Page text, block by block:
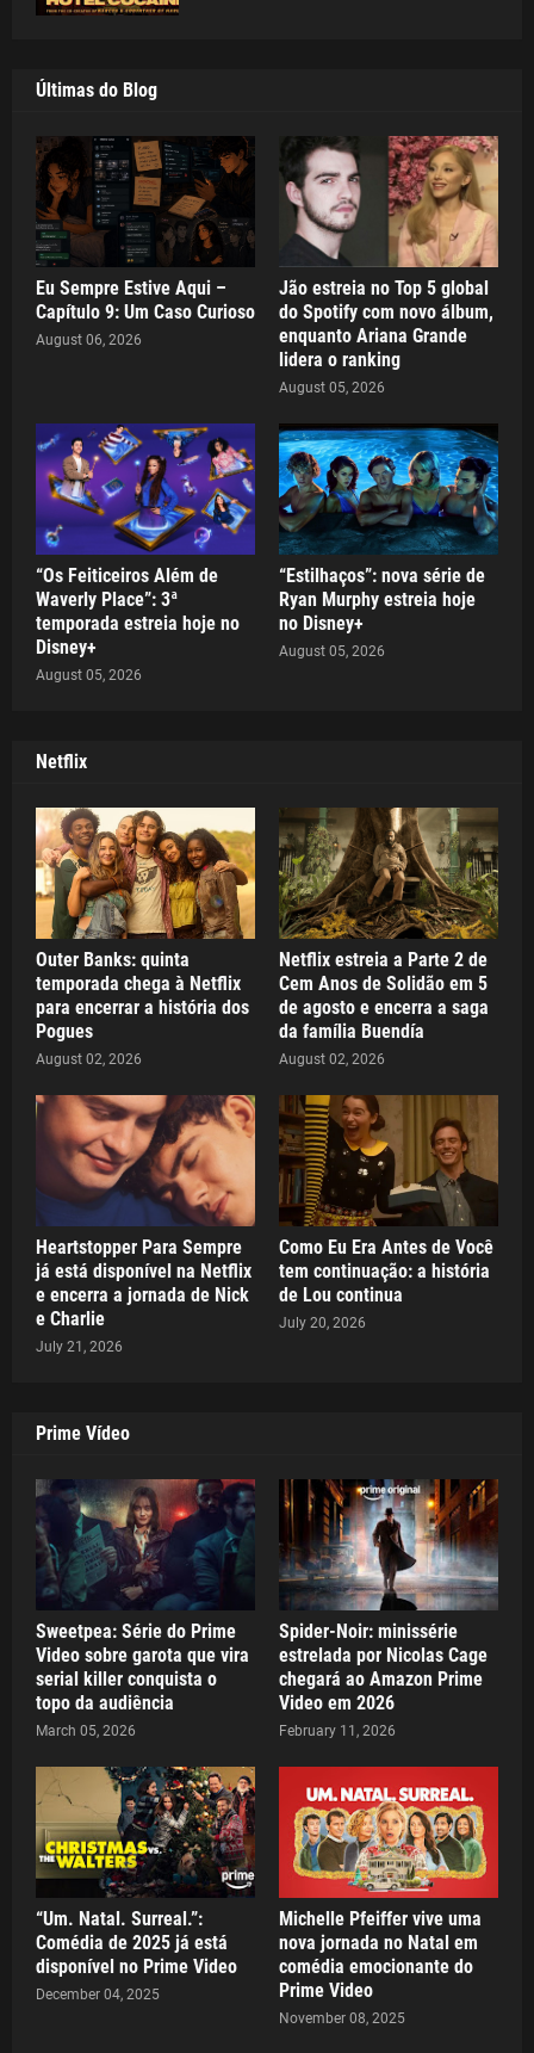
Últimas do Blog
Eu Sempre Estive Aqui –
Capítulo 9: Um Caso Curioso
August 06, 2026
Jão estreia no Top 5 global
do Spotify com novo álbum,
enquanto Ariana Grande
lidera o ranking
August 05, 2026
“Os Feiticeiros Além de
Waverly Place”: 3ª
temporada estreia hoje no
Disney+
August 05, 2026
“Estilhaços”: nova série de
Ryan Murphy estreia hoje
no Disney+
August 05, 2026
Netflix
Outer Banks: quinta
temporada chega à Netflix
para encerrar a história dos
Pogues
August 02, 2026
Netflix estreia a Parte 2 de
Cem Anos de Solidão em 5
de agosto e encerra a saga
da família Buendía
August 02, 2026
Heartstopper Para Sempre
já está disponível na Netflix
e encerra a jornada de Nick
e Charlie
July 21, 2026
Como Eu Era Antes de Você
tem continuação: a história
de Lou continua
July 20, 2026
Prime Vídeo
Sweetpea: Série do Prime
Video sobre garota que vira
serial killer conquista o
topo da audiência
March 05, 2026
Spider-Noir: minissérie
estrelada por Nicolas Cage
chegará ao Amazon Prime
Video em 2026
February 11, 2026
“Um. Natal. Surreal.”:
Comédia de 2025 já está
disponível no Prime Video
December 04, 2025
Michelle Pfeiffer vive uma
nova jornada no Natal em
comédia emocionante do
Prime Video
November 08, 2025